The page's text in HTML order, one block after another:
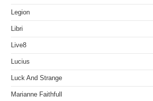
Legion
Libri
Live8
Lucius
Luck And Strange
Marianne Faithfull